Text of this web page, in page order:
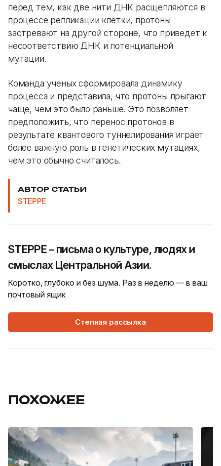
перед тем, как две нити ДНК расщепляются в
процессе репликации клетки, протоны
застревают на другой стороне, что приведет к
несоответствию ДНК и потенциальной
мутации.
Команда ученых сформировала динамику
процесса и представила, что протоны прыгают
чаще, чем это было раньше. Это позволяет
предположить, что перенос протонов в
результате квантового туннелирования играет
более важную роль в генетических мутациях,
чем это обычно считалось.
АВТОР СТАТЬИ
STEPPE
STEPPE – письма о культуре, людях и
смыслах Центральной Азии.
Коротко, глубоко и без шума. Раз в неделю — в ваш
почтовый ящик
Степная рассылка
ПОХОЖЕЕ